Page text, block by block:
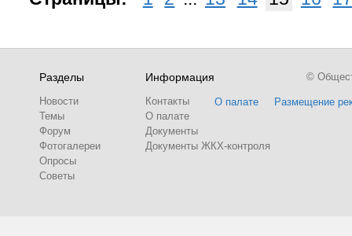
Разделы
Новости
Темы
Форум
Фотогалереи
Опросы
Советы
Информация
Контакты
О палате
Документы
Документы ЖКХ-контроля
О палате Размещение
©